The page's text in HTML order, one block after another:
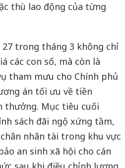
thù lao động của từng
27 trong tháng 3 không chỉ
các con số, mà còn là
tham mưu cho Chính phủ
án tối ưu về tiền
thưởng. Mục tiêu cuối
sách đãi ngộ xứng tầm,
nhân tài trong khu vực
an sinh xã hội cho cán